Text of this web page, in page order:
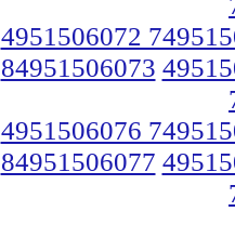
4951506072
84951506073
4951506076
84951506077